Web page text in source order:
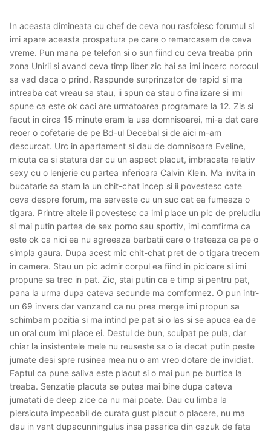
In aceasta dimineata cu chef de ceva nou rasfoiesc forumul si
imi apare aceasta prospatura pe care o remarcasem de ceva
vreme. Pun mana pe telefon si o sun fiind cu ceva treaba prin
zona Unirii si avand ceva timp liber zic hai sa imi incerc norocul
sa vad daca o prind. Raspunde surprinzator de rapid si ma
intreaba cat vreau sa stau, ii spun ca stau o finalizare si imi
spune ca este ok caci are urmatoarea programare la 12. Zis si
facut in circa 15 minute eram la usa domnisoarei, mi-a dat care
reoer o cofetarie de pe Bd-ul Decebal si de aici m-am
descurcat. Urc in apartament si dau de domnisoara Eveline,
micuta ca si statura dar cu un aspect placut, imbracata relativ
sexy cu o lenjerie cu partea inferioara Calvin Klein. Ma invita in
bucatarie sa stam la un chit-chat incep si ii povestesc cate
ceva despre forum, ma serveste cu un suc cat ea fumeaza o
tigara. Printre altele ii povestesc ca imi place un pic de preludiu
si mai putin partea de sex porno sau sportiv, imi comfirma ca
este ok ca nici ea nu agreeaza barbatii care o trateaza ca pe o
simpla gaura. Dupa acest mic chit-chat pret de o tigara trecem
in camera. Stau un pic admir corpul ea fiind in picioare si imi
propune sa trec in pat. Zic, stai putin ca e timp si pentru pat,
pana la urma dupa cateva secunde ma comformez. O pun intr-
un 69 invers dar vanzand ca nu prea merge imi propun sa
schimbam pozitia si ma intind pe pat si o las si se apuca ea de
un oral cum imi place ei. Destul de bun, scuipat pe pula, dar
chiar la insistentele mele nu reuseste sa o ia decat putin peste
jumate desi spre rusinea mea nu o am vreo dotare de invidiat.
Faptul ca pune saliva este placut si o mai pun pe burtica la
treaba. Senzatie placuta se putea mai bine dupa cateva
jumatati de deep zice ca nu mai poate. Dau cu limba la
piersicuta impecabil de curata gust placut o placere, nu ma
dau in vant dupacunningulus insa pasarica din cazuk de fata